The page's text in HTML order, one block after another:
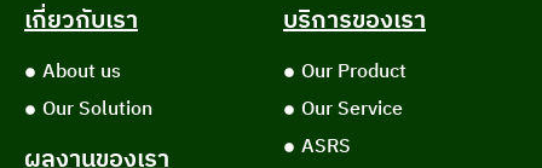
เกี่ยวกับเรา
About us
Our Solution
บริการของเรา
Our Product
Our Service
ASRS